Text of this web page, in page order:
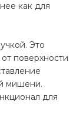
как для
Это
поверхности
мишени.
для